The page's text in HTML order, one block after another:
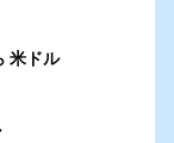
米ドル